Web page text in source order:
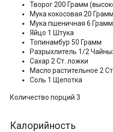
Творог 200 Грамм
Мука кокосовая 20 Грамм
Мука пшеничная 6
Яйцo 1 Штука
Топинамбур 50 Грамм
Разрыхлитель 1/2
Сахар 2 Ст. ложки
Масло растительное 2
Соль 1 Щепотка
Количество порций 3
Калорийность